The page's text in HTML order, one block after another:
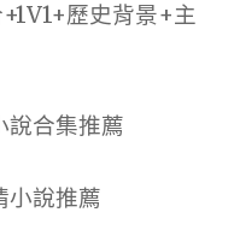
歷史背景+主
說合集推薦
小說推薦